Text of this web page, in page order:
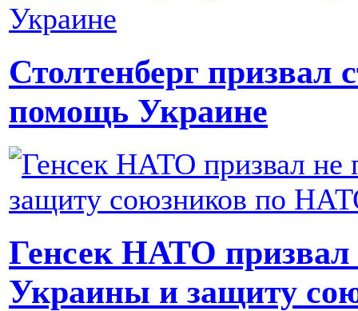
Столтенберг
помощь Украине
Генсек НАТО призвал
Украины и защиту